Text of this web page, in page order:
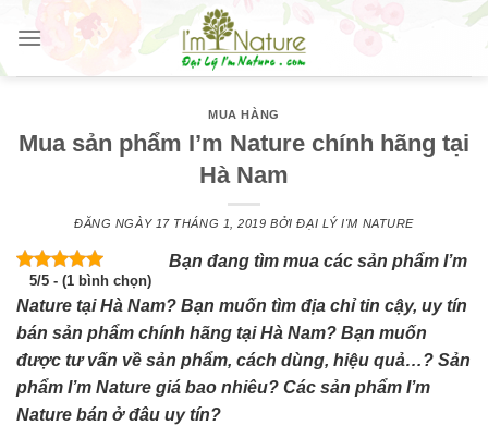
Skip
content
MUA HÀNG
Mua sản phẩm I’m Nature chính hãng tại
Hà Nam
ĐĂNG NGÀY 17 THÁNG 1, 2019 BỞIĐẠI LÝ I'M NATURE
5/5 - (1 bình chọn)
Bạn đang tìm mua các sản phẩm I’m
Nature tại Hà Nam? Bạn muốn tìm địa chỉ tin cậy, uy tín
bán sản phẩm chính hãng tại Hà Nam? Bạn muốn
được tư vấn về sản phẩm, cách dùng, hiệu quả…? Sản
phẩm I’m Nature giá bao nhiêu? Các sản phẩm I’m
Nature bán ở đâu uy tín?